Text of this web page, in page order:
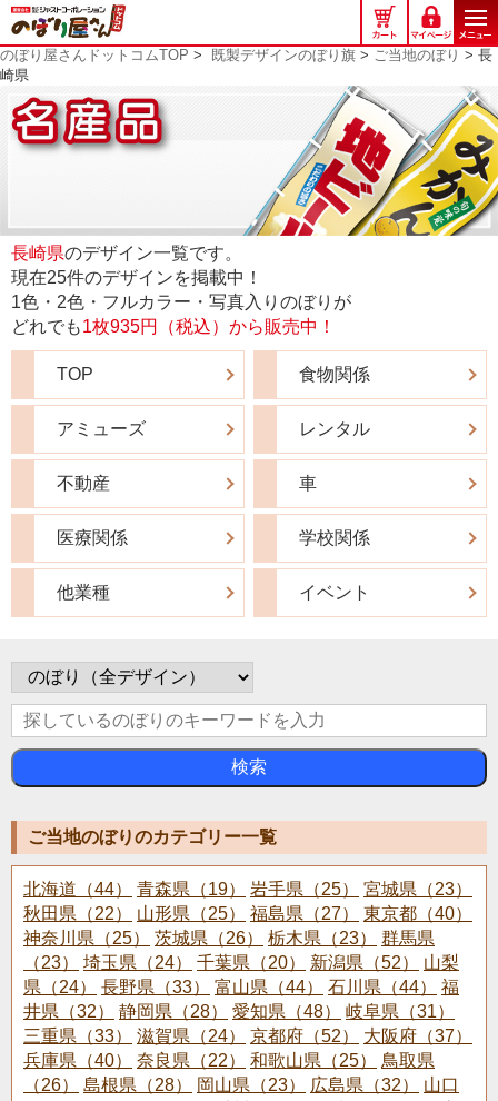
の
ぼ
り
屋
さ
ん
コ
ム
のぼり屋さんドットコムTOP > 既製デザインのぼり旗 > ご当地のぼり > 長
崎県
長崎県のデザイン一覧です。
現在25件のデザインを掲載中！
1色・2色・フルカラー・写真入りのぼりが
どれでも1枚935円（税込）から販売中！
TOP
アミューズ
不動産
医療関係
他業種
食物関係
レンタル
車
学校関係
イベント
検索
ご当地のぼりのカテゴリー一覧
北海道（44） 青森県（19） 岩手県（25）
宮城県（23）
秋田県（22）
山形県（25） 福島県（27）
東京都（40）
神奈川県（25）
茨城県（26） 栃木県（23）
群馬県
（23）
埼玉県（24） 千葉県（20） 新潟県（52）
山梨
県（24）
長野県（33） 富山県（44） 石川県（44）
福
井県（32）
静岡県（28） 愛知県（48）
岐阜県（31）
三重県（33）
滋賀県（24） 京都府（52）
大阪府（37）
兵庫県（40）
奈良県（22） 和歌山県（25）
鳥取県
（26）
島根県（28） 岡山県（23） 広島県（32）
山口